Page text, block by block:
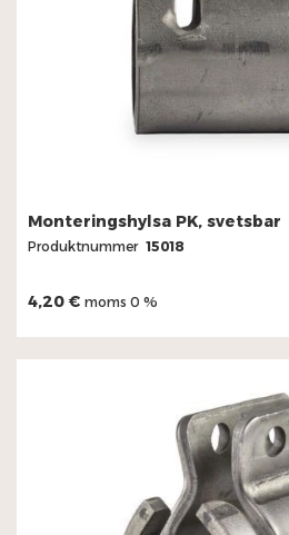
Monteringshylsa PK, svetsbar
Produktnummer 15018
4,20 € moms 0 %